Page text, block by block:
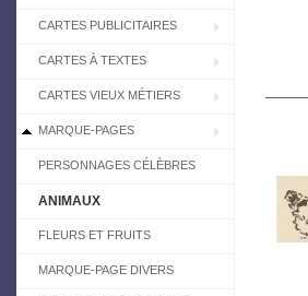
CARTES PUBLICITAIRES
CARTES À TEXTES
CARTES VIEUX MÉTIERS
MARQUE-PAGES
PERSONNAGES CÉLÈBRES
ANIMAUX
FLEURS ET FRUITS
MARQUE-PAGE DIVERS